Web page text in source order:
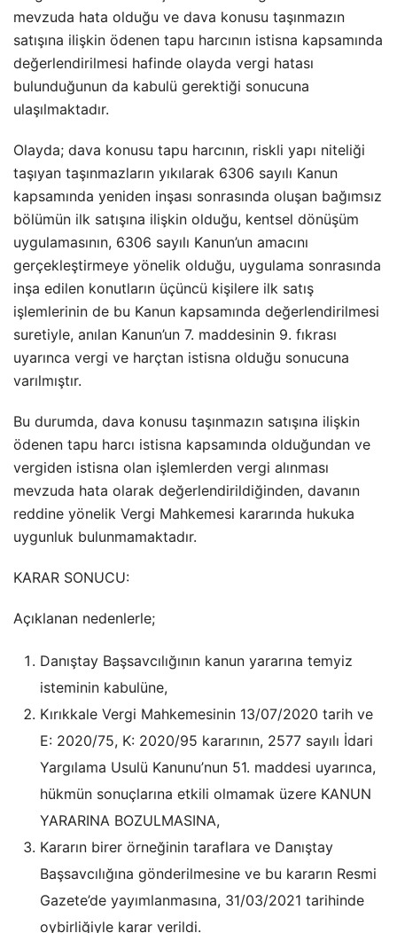
mevzuda hata olduğu ve dava konusu taşınmazın
satışına ilişkin ödenen tapu harcının istisna kapsamında
değerlendirilmesi hafinde olayda vergi hatası
bulunduğunun da kabulü gerektiği sonucuna
ulaşılmaktadır.
Olayda; dava konusu tapu harcının, riskli yapı niteliği
taşıyan taşınmazların yıkılarak 6306 sayılı Kanun
kapsamında yeniden inşası sonrasında oluşan bağımsız
bölümün ilk satışına ilişkin olduğu, kentsel dönüşüm
uygulamasının, 6306 sayılı Kanun’un amacını
gerçekleştirmeye yönelik olduğu, uygulama sonrasında
inşa edilen konutların üçüncü kişilere ilk satış
işlemlerinin de bu Kanun kapsamında değerlendirilmesi
suretiyle, anılan Kanun’un 7. maddesinin 9. fıkrası
uyarınca vergi ve harçtan istisna olduğu sonucuna
varılmıştır.
Bu durumda, dava konusu taşınmazın satışına ilişkin
ödenen tapu harcı istisna kapsamında olduğundan ve
vergiden istisna olan işlemlerden vergi alınması
mevzuda hata olarak değerlendirildiğinden, davanın
reddine yönelik Vergi Mahkemesi kararında hukuka
uygunluk bulunmamaktadır.
KARAR SONUCU:
Açıklanan nedenlerle;
Danıştay Başsavcılığının kanun yararına temyiz
isteminin kabulüne,
Kırıkkale Vergi Mahkemesinin 13/07/2020 tarih ve
E: 2020/75, K: 2020/95 kararının, 2577 sayılı İdari
Yargılama Usulü Kanunu’nun 51. maddesi uyarınca,
hükmün sonuçlarına etkili olmamak üzere KANUN
YARARINA BOZULMASINA,
Kararın birer örneğinin taraflara ve Danıştay
Başsavcılığına gönderilmesine ve bu kararın Resmi
Gazete’de yayımlanmasına, 31/03/2021 tarihinde
oybirliğiyle karar verildi.